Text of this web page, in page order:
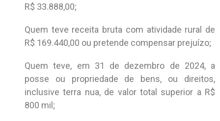
R$ 33.888,00;
Quem teve receita bruta com atividade rural de
R$ 169.440,00 ou pretende compensar prejuízo;
Quem teve, em 31 de dezembro de 2024, a
posse ou propriedade de bens, ou direitos,
inclusive terra nua, de valor total superior a R$
800 mil;